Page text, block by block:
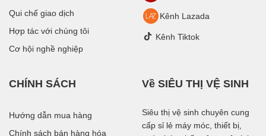
Qui chế giao dịch
Hợp tác với chúng tôi
Cơ hội nghề nghiệp
Kênh Lazada
Kênh Tiktok
CHÍNH SÁCH
Hướng dẫn mua hàng
Chính sách bán hàng hóa
Về SIÊU THỊ VỆ SINH
Siêu thị vệ sinh chuyên cung
cấp sỉ lẻ máy móc, thiết bị,